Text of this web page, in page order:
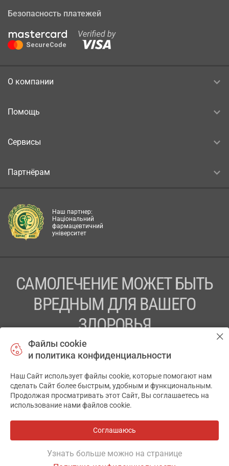
Безопасность платежей
О компании
Помощь
Сервисы
Партнёрам
Наш партнер:
Національний
фармацевтичний
університет
САМОЛЕЧЕНИЕ МОЖЕТ БЫТЬ
ВРЕДНЫМ ДЛЯ ВАШЕГО
ЗДОРОВЬЯ
ПЕРЕД ПРИМЕНЕНИЕМ ПРЕПАРАТА
ПРОКОНСУЛЬТИРУЙТЕСЬ С ВРАЧОМ
ТОВ «АПТЕКА 911.ЮА» Код ЄДРПОУ 43631965.
Отказ от ответственности
АПТЕКА911.ЮА
Файлы cookie
и политика конфиденциальности
Наш Сайт использует файлы cookie, которые помогают нам
сделать Сайт более быстрым, удобным и функциональным.
Продолжая просматривать этот Сайт, Вы соглашаетесь на
использование нами файлов cookie.
Соглашаюсь
Узнать больше можно на странице
✕